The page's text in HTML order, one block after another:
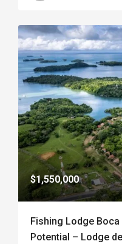
$1,550,000
Fishing Lodge
Potential – Lodge